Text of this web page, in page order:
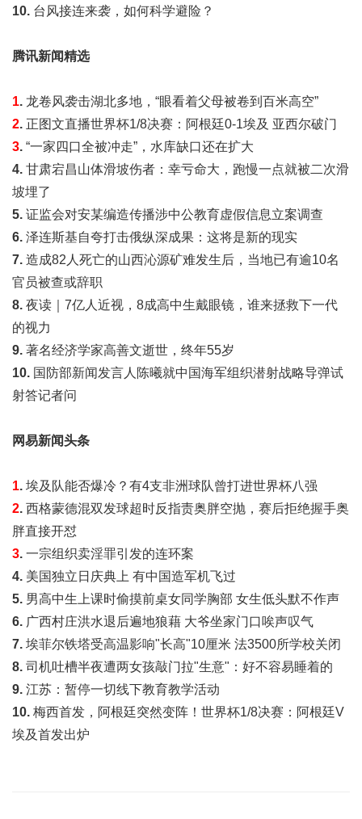
10. 台风接连来袭，如何科学避险？
腾讯新闻精选
1. 龙卷风袭击湖北多地，“眼看着父母被卷到百米高空”
2. 正图文直播世界杯1/8决赛：阿根廷0-1埃及 亚西尔破门
3. “一家四口全被冲走”，水库缺口还在扩大
4. 甘肃宕昌山体滑坡伤者：幸亏命大，跑慢一点就被二次滑
坡埋了
5. 证监会对安某编造传播涉中公教育虚假信息立案调查
6. 泽连斯基自夸打击俄纵深成果：这将是新的现实
7. 造成82人死亡的山西沁源矿难发生后，当地已有逾10名
官员被查或辞职
8. 夜读｜7亿人近视，8成高中生戴眼镜，谁来拯救下一代
的视力
9. 著名经济学家高善文逝世，终年55岁
10. 国防部新闻发言人陈曦就中国海军组织潜射战略导弹试
射答记者问
网易新闻头条
1. 埃及队能否爆冷？有4支非洲球队曾打进世界杯八强
2. 西格蒙德混双发球超时反指责奥胖空抛，赛后拒绝握手奥
胖直接开怼
3. 一宗组织卖淫罪引发的连环案
4. 美国独立日庆典上 有中国造军机飞过
5. 男高中生上课时偷摸前桌女同学胸部 女生低头默不作声
6. 广西村庄洪水退后遍地狼藉 大爷坐家门口唉声叹气
7. 埃菲尔铁塔受高温影响"长高"10厘米 法3500所学校关闭
8. 司机吐槽半夜遭两女孩敲门拉"生意"：好不容易睡着的
9. 江苏：暂停一切线下教育教学活动
10. 梅西首发，阿根廷突然变阵！世界杯1/8决赛：阿根廷V
埃及首发出炉